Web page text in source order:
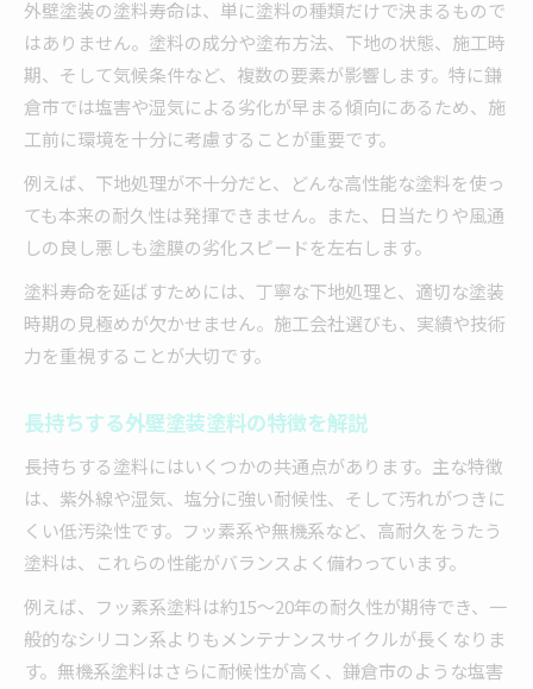
外壁塗装の塗料寿命は、単に塗料の種類だけで決まるもので
はありません。塗料の成分や塗布方法、下地の状態、施工時
期、そして気候条件など、複数の要素が影響します。特に鎌
倉市では塩害や湿気による劣化が早まる傾向にあるため、施
工前に環境を十分に考慮することが重要です。
例えば、下地処理が不十分だと、どんな高性能な塗料を使っ
ても本来の耐久性は発揮できません。また、日当たりや風通
しの良し悪しも塗膜の劣化スピードを左右します。
塗料寿命を延ばすためには、丁寧な下地処理と、適切な塗装
時期の見極めが欠かせません。施工会社選びも、実績や技術
力を重視することが大切です。
長持ちする外壁塗装塗料の特徴を解説
長持ちする塗料にはいくつかの共通点があります。主な特徴
は、紫外線や湿気、塩分に強い耐候性、そして汚れがつきに
くい低汚染性です。フッ素系や無機系など、高耐久をうたう
塗料は、これらの性能がバランスよく備わっています。
例えば、フッ素系塗料は約15～20年の耐久性が期待でき、一
般的なシリコン系よりもメンテナンスサイクルが長くなりま
す。無機系塗料はさらに耐候性が高く、鎌倉市のような塩害